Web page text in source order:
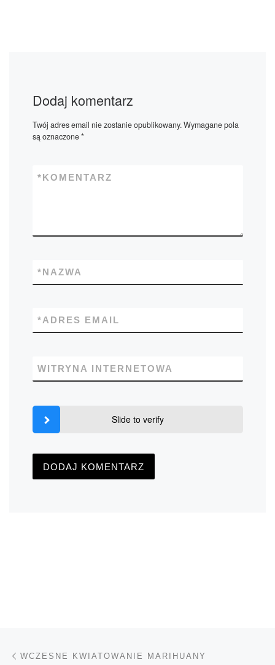
Dodaj komentarz
Twój adres email nie zostanie opublikowany.Wymagane pola
są oznaczone*
KOMENTARZ
*
NAZWA
*
ADRES EMAIL
*
WITRYNA INTERNETOWA
Slide to verify
Nawigacja wpisu
WCZESNE KWIATOWANIE MARIHUANY